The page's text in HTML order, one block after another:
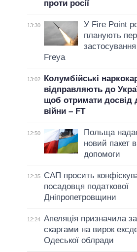
проти росії
13:30
У Fire Point
планують
Freya
13:02
Колумбійські
відправляють до
щоб отримати досвід
війни – FT
12:50
Польща
новий пакет
допомоги
12:35
САП просить
посадовця податкової
Дніпропетровщини
12:24 Апеляція призначила
скаргами на вирок
Одеської облради